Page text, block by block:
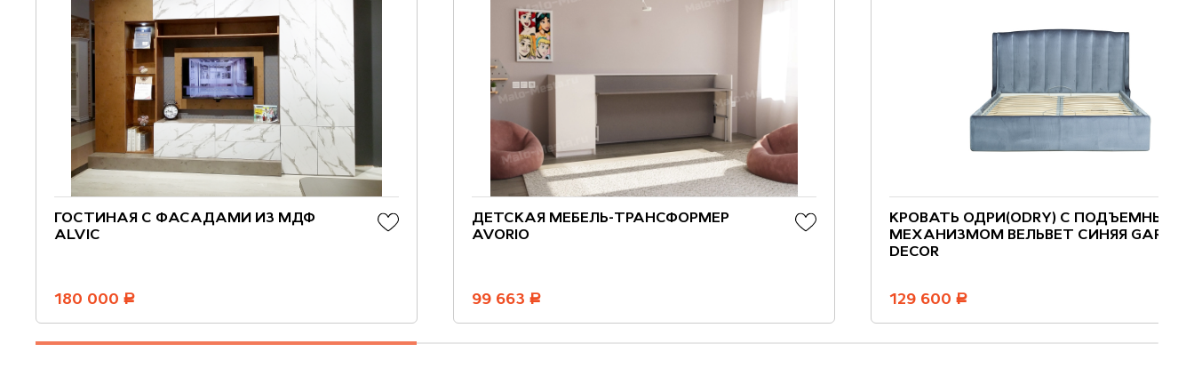
ГОСТИНАЯ С ФАСАДАМИ ИЗ МДФ
ALVIC
180 000 руб.
ДЕТСКАЯ МЕБЕЛЬ-ТРАНСФОРМЕР
AVORIO
99 663 руб.
КРОВАТЬ ОДРИ(ODRY) С ПОДЪЕМНЫМ
МЕХАНИЗМОМ ВЕЛЬВЕТ СИНЯЯ GARDA
DECOR
129 600 руб.